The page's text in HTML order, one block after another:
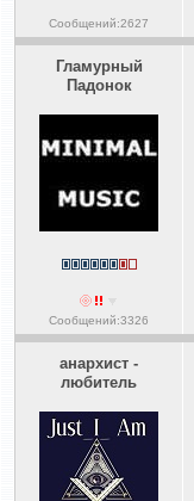
Сообщений:2627
Гламурный
Падонок
Сообщений:3326
анархист -
любитель